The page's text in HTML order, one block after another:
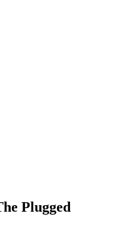
Plugged